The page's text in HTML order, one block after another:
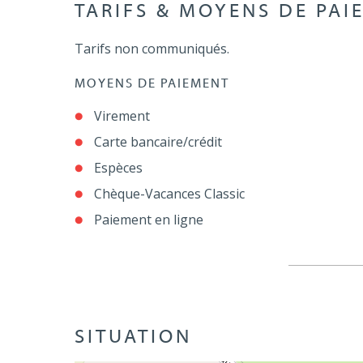
TARIFS & MOYENS DE
Tarifs non communiqués.
MOYENS DE PAIEMENT
Virement
Carte bancaire/crédit
Espèces
Chèque-Vacances Classic
Paiement en ligne
SITUATION